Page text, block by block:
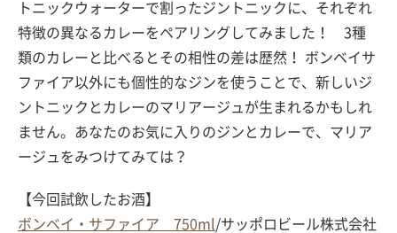
トニックウォーターで割ったジントニックに、それぞれ
特徴の異なるカレーをペアリングしてみました！ 3種
類のカレーと比べるとその相性の差は歴然！ ボンベイサ
ファイア以外にも個性的なジンを使うことで、新しいジ
ントニックとカレーのマリアージュが生まれるかもしれ
ません。あなたのお気に入りのジンとカレーで、マリア
ージュをみつけてみては？
【今回試飲したお酒】
ボンベイ・サファイア 750ml /サッポロビール株式会社